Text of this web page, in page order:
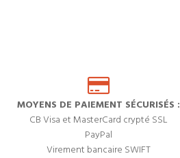
MOYENS DE PAIEMENT SÉCURISÉS :
CB Visa et MasterCard crypté SSL
PayPal
Virement bancaire SWIFT